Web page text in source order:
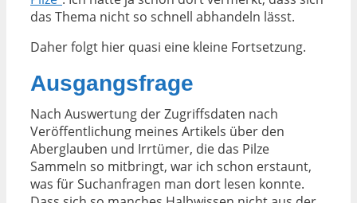
das Thema nicht so schnell abhandeln lässt.
Daher folgt hier quasi eine kleine Fortsetzung.
Ausgangsfrage
Nach Auswertung der Zugriffsdaten nach
Veröffentlichung meines Artikels über den
Aberglauben und Irrtümer, die das Pilze
Sammeln so mitbringt, war ich schon erstaunt,
was für Suchanfragen man dort lesen konnte.